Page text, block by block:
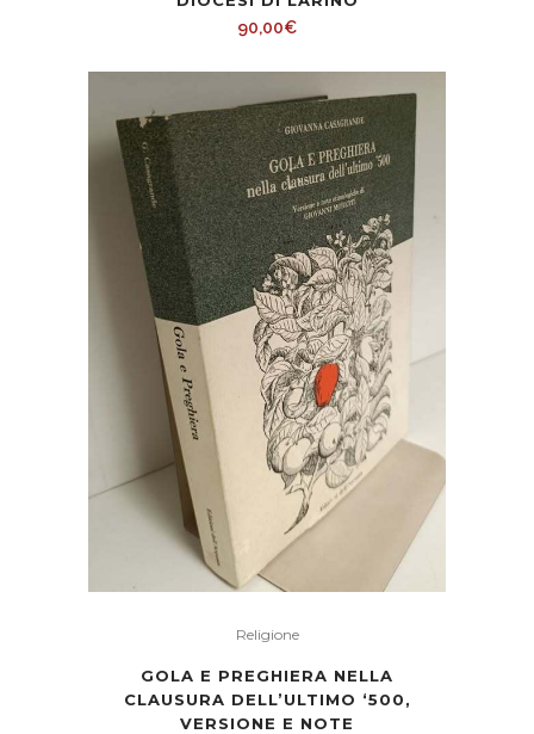
90,00€
Religione
GOLA E PREGHIERA NELLA
CLAUSURA DELL’ULTIMO ‘500,
VERSIONE E NOTE